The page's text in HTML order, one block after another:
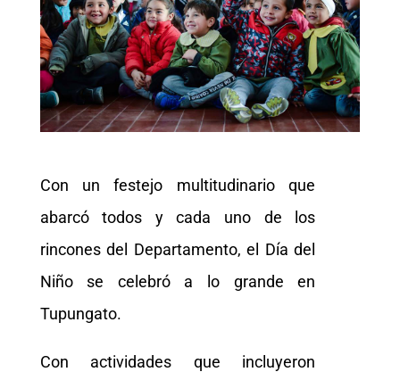
Con un festejo multitudinario que
abarcó todos y cada uno de los
rincones del Departamento, el Día del
Niño se celebró a lo grande en
Tupungato.
Con actividades que incluyeron